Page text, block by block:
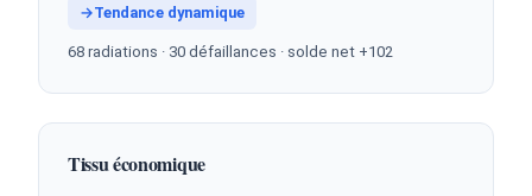
→Tendance dynamique
68 radiations · 30 défaillances · solde net +102
Tissu économique